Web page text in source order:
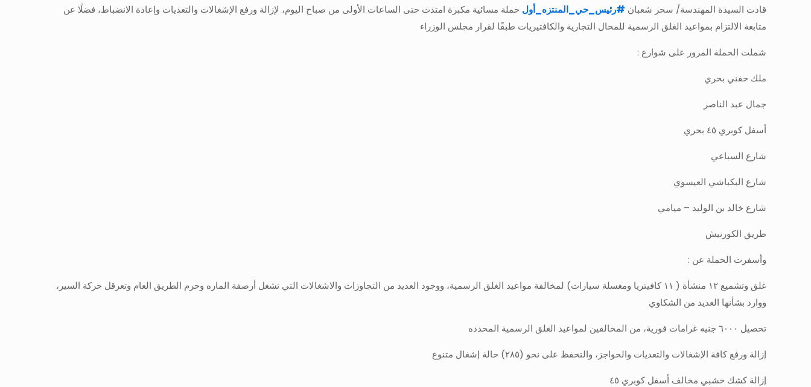
قادت السيدة المهندسة/ سحر شعبان #رئيس_حي_المنتزه_أول حملة مسائية مكبرة امتدت حتى الساعات الأولى من صباح اليوم، لإزالة ورفع الإشغالات والتعديات وإعادة الانضباط، فضلًا عن
متابعة الالتزام بمواعيد الغلق الرسمية للمحال التجارية والكافتيريات طبقًا لقرار مجلس الوزراء
شملت الحملة المرور على شوارع :
ملك حفني بحري
جمال عبد الناصر
أسفل كوبري ٤٥ بحري
شارع السباعي
شارع البكباشي العيسوي
شارع خالد بن الوليد – ميامي
طريق الكورنيش
وأسفرت الحملة عن :
غلق وتشميع ١٢ منشأة ( ١١ كافيتريا ومغسلة سيارات) لمخالفة مواعيد الغلق الرسمية، ووجود العديد من التجاوزات والاشغالات التي تشغل أرصفة الماره وحرم الطريق العام وتعرقل حركة السير،
ووارد بشأنها العديد من الشكاوي
تحصيل ٦٠٠٠ جنيه غرامات فورية، من المخالفين لمواعيد الغلق الرسمية المحدده
إزالة ورفع كافة الإشغالات والتعديات والحواجز، والتحفظ على نحو (٢٨٥) حالة إشغال متنوع
إزالة كشك خشبي مخالف أسفل كوبري ٤٥